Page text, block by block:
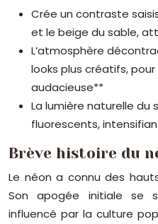
Crée un contraste
et le beige du sable,
L’atmosphère
looks plus créatifs,
audacieuse**
La lumière naturelle du
fluorescents,
Brève histoire du
Le néon a connu des
Son apogée initiale se
influencé par la culture